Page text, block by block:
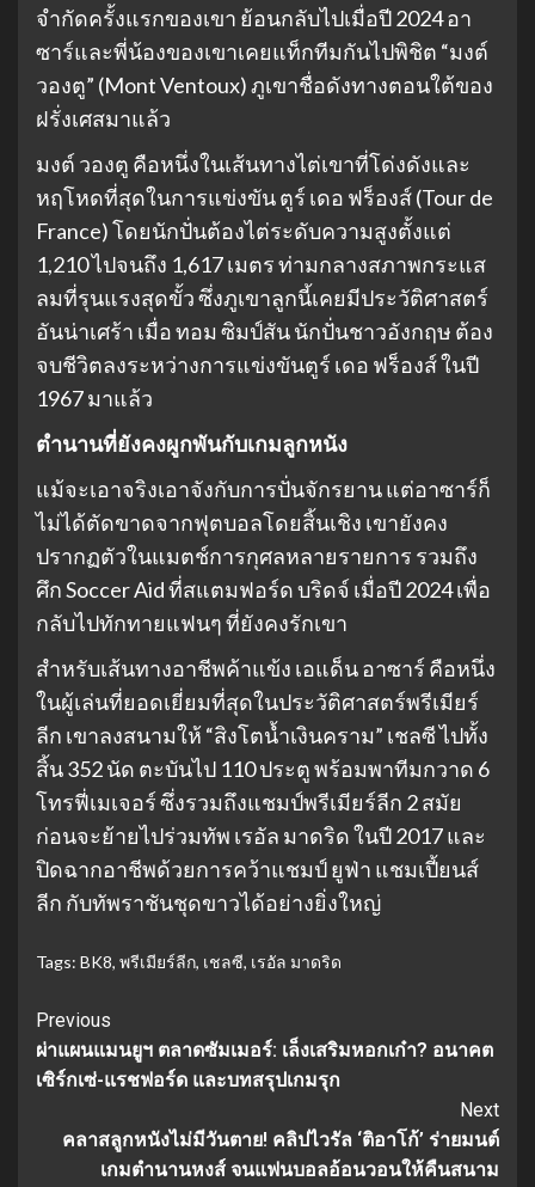
จำกัดครั้งแรกของเขา ย้อนกลับไปเมื่อปี 2024 อา
ซาร์และพี่น้องของเขาเคยแท็กทีมกันไปพิชิต “มงต์
วองตู” (Mont Ventoux) ภูเขาชื่อดังทางตอนใต้ของ
ฝรั่งเศสมาแล้ว
มงต์ วองตู คือหนึ่งในเส้นทางไต่เขาที่โด่งดังและ
หฤโหดที่สุดในการแข่งขัน ตูร์ เดอ ฟร็องส์ (Tour de
France) โดยนักปั่นต้องไต่ระดับความสูงตั้งแต่
1,210 ไปจนถึง 1,617 เมตร ท่ามกลางสภาพกระแส
ลมที่รุนแรงสุดขั้ว ซึ่งภูเขาลูกนี้เคยมีประวัติศาสตร์
อันน่าเศร้า เมื่อ ทอม ซิมป์สัน นักปั่นชาวอังกฤษ ต้อง
จบชีวิตลงระหว่างการแข่งขันตูร์ เดอ ฟร็องส์ ในปี
1967 มาแล้ว
ตำนานที่ยังคงผูกพันกับเกมลูกหนัง
แม้จะเอาจริงเอาจังกับการปั่นจักรยาน แต่อาซาร์ก็
ไม่ได้ตัดขาดจากฟุตบอลโดยสิ้นเชิง เขายังคง
ปรากฏตัวในแมตช์การกุศลหลายรายการ รวมถึง
ศึก Soccer Aid ที่สแตมฟอร์ด บริดจ์ เมื่อปี 2024 เพื่อ
กลับไปทักทายแฟนๆ ที่ยังคงรักเขา
สำหรับเส้นทางอาชีพค้าแข้ง เอแด็น อาซาร์ คือหนึ่ง
ในผู้เล่นที่ยอดเยี่ยมที่สุดในประวัติศาสตร์พรีเมียร์
ลีก เขาลงสนามให้ “สิงโตน้ำเงินคราม” เชลซี ไปทั้ง
สิ้น 352 นัด ตะบันไป 110 ประตู พร้อมพาทีมกวาด 6
โทรฟี่เมเจอร์ ซึ่งรวมถึงแชมป์พรีเมียร์ลีก 2 สมัย
ก่อนจะย้ายไปร่วมทัพ เรอัล มาดริด ในปี 2017 และ
ปิดฉากอาชีพด้วยการคว้าแชมป์ ยูฟ่า แชมเปี้ยนส์
ลีก กับทัพราชันชุดขาวได้อย่างยิ่งใหญ่
Tags: BK8, พรีเมียร์ลีก, เชลซี, เรอัล มาดริด
Continue
Reading
Previous
ผ่าแผนแมนยูฯ ตลาดซัมเมอร์: เล็งเสริมหอกเก๋า? อนาคต
เซิร์กเซ่-แรชฟอร์ด และบทสรุปเกมรุก
Next
คลาสลูกหนังไม่มีวันตาย! คลิปไวรัล ‘ติอาโก้’ ร่ายมนต์
เกมตำนานหงส์ จนแฟนบอลอ้อนวอนให้คืนสนาม